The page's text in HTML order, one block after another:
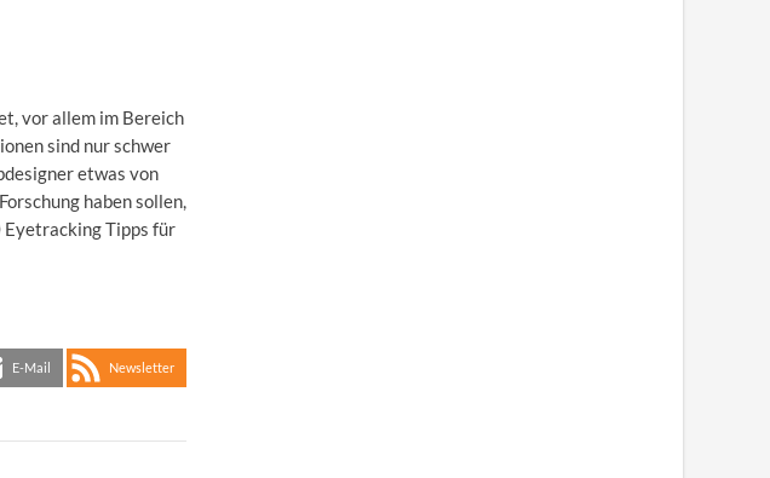
vor allem im Bereich
sind nur schwer
etwas von
haben sollen,
Eyetracking Tipps für
E-Mail Newsletter